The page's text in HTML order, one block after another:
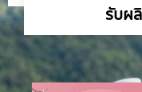
รับผ